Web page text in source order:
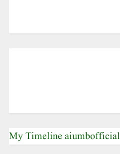
My Timeline aiumbofficial